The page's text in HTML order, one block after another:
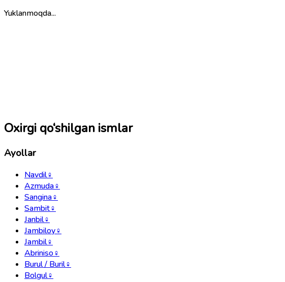
Yuklanmoqda...
Oxirgi qo‘shilgan ismlar
Ayollar
Navdil♀
Azmuda♀
Sangina♀
Sambit♀
Janbil♀
Jambiloy♀
Jambil♀
Abriniso♀
Burul / Buril♀
Bolgul♀